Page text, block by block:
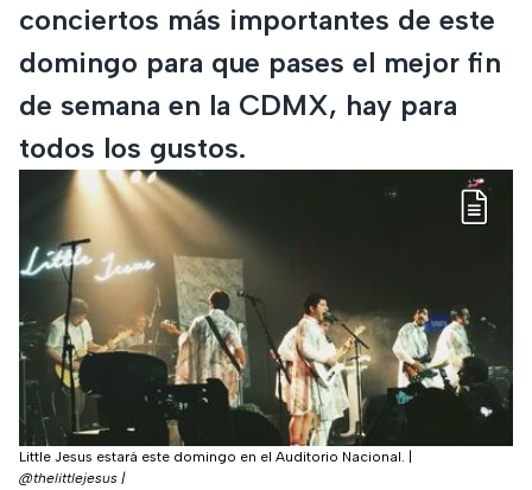
conciertos más importantes de este
domingo para que pases el mejor fin
de semana en la CDMX, hay para
todos los gustos.
Little Jesus estará este domingo en el Auditorio Nacional.
@thelittlejesus |